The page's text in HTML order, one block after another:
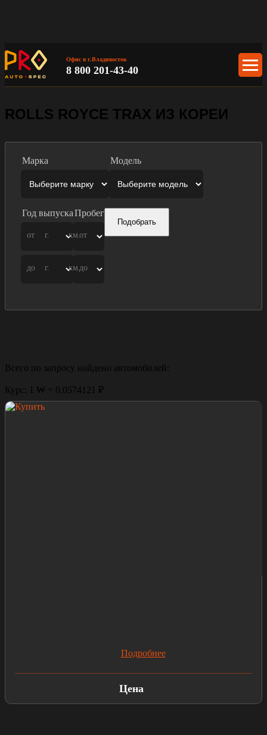
Офис в г.Владивосток
8 800 201-43-40
ROLLS ROYCE TRAX ИЗ КОРЕИ
Марка Модель
Год выпуска
от г.
до г.
Пробег
от
км.
до
км.
Подобрать
Всего по запросу найдено автомобилей:
Курс: 1 ₩ = 0.0574121 ₽
Подробнее
Цена